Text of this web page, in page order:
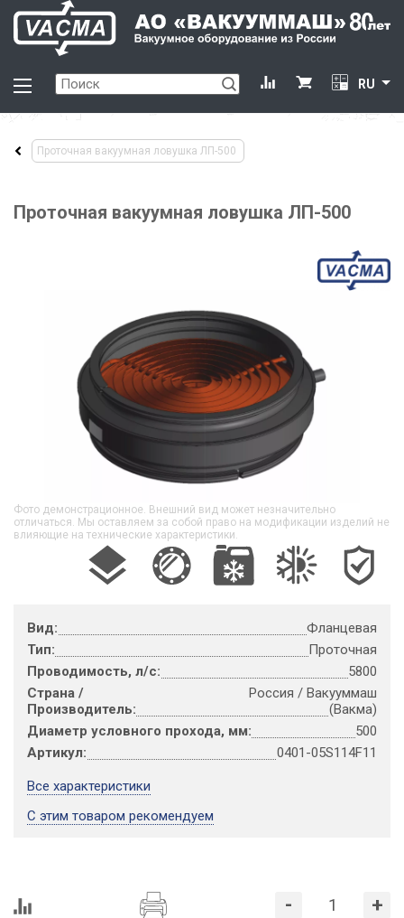
RU
Проточная вакуумная ловушка ЛП-500
Проточная вакуумная ловушка ЛП-500
Фото демонстрационное. Внешний вид может незначительно
отличаться. Мы оставляем за собой право на модификации изделий не
влияющие на технические характеристики.
Вид:
Фланцевая
Тип:
Проточная
Проводимость, л/с:
5800
Страна /
Производитель:
Россия / Вакууммаш
(Вакма)
Диаметр условного прохода, мм:
500
Артикул:
0401-05S114F11
Все характеристики
С этим товаром рекомендуем
- +